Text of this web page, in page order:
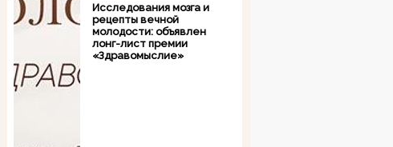
Исследования мозга и
рецепты вечной
молодости: объявлен
лонг-лист премии
«Здравомыслие»